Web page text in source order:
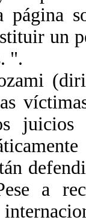
página
un
".
juicios
a